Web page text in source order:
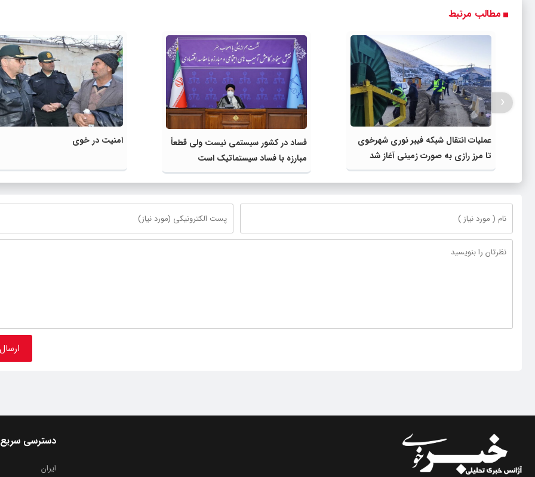
مطالب مرتبط
عملیات انتقال شبکه فیبر نوری شهرخوی
تا مرز رازی به صورت زمینی آغاز شد
فساد در کشور سیستمی نیست ولی قطعاً
مبارزه با فساد سیستماتیک است
امنیت در خوی
‹
دسترسی سریع
ایران